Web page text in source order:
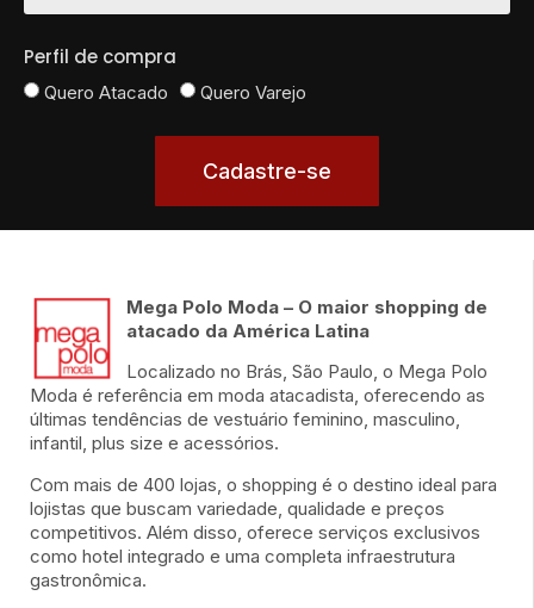
Perfil de compra
Quero Atacado Quero Varejo
Cadastre-se
Mega Polo Moda – O maior shopping de
atacado da América Latina
Localizado no Brás, São Paulo, o Mega Polo
Moda é referência em moda atacadista, oferecendo as
últimas tendências de vestuário feminino, masculino,
infantil, plus size e acessórios.
Com mais de 400 lojas, o shopping é o destino ideal para
lojistas que buscam variedade, qualidade e preços
competitivos. Além disso, oferece serviços exclusivos
como hotel integrado e uma completa infraestrutura
gastronômica.